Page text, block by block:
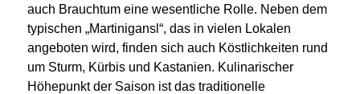
auch Brauchtum eine wesentliche Rolle. Neben dem
typischen „Martinigansl“, das in vielen Lokalen
angeboten wird, finden sich auch Köstlichkeiten rund
um Sturm, Kürbis und Kastanien. Kulinarischer
Höhepunkt der Saison ist das traditionelle